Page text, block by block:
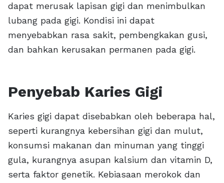
dapat merusak lapisan gigi dan menimbulkan
lubang pada gigi. Kondisi ini dapat
menyebabkan rasa sakit, pembengkakan gusi,
dan bahkan kerusakan permanen pada gigi.
Penyebab Karies Gigi
Karies gigi dapat disebabkan oleh beberapa hal,
seperti kurangnya kebersihan gigi dan mulut,
konsumsi makanan dan minuman yang tinggi
gula, kurangnya asupan kalsium dan vitamin D,
serta faktor genetik. Kebiasaan merokok dan